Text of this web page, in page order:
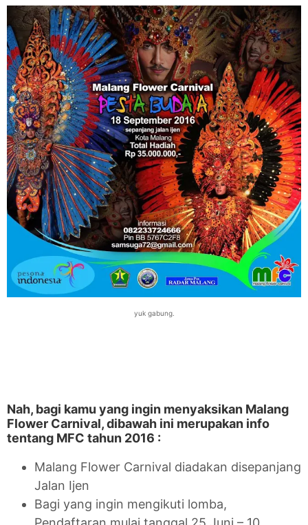
yuk gabung.
Nah, bagi kamu yang ingin menyaksikan Malang
Flower Carnival, dibawah ini merupakan info
tentang MFC tahun 2016 :
Malang Flower Carnival diadakan disepanjang
Jalan Ijen
Bagi yang ingin mengikuti lomba,